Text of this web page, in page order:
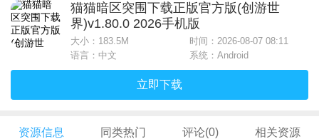
猫猫暗区突围下载正版官方版(创游世
界)v1.80.0 2026手机版
大小： 183.5M
时间：2026-08-07 08:11
语言：中文
系统：Android
立即下载
资源信息 同类热门 评论(0) 相关资源